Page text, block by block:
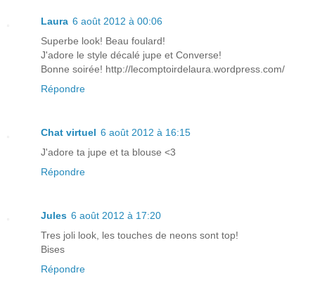
Laura 6 août 2012 à 00:06
Superbe look! Beau foulard!
J'adore le style décalé jupe et Converse!
Bonne soirée! http://lecomptoirdelaura.wordpress.com/
Répondre
Chat virtuel 6 août 2012 à 16:15
J'adore ta jupe et ta blouse <3
Répondre
Jules 6 août 2012 à 17:20
Tres joli look, les touches de neons sont top!
Bises
Répondre